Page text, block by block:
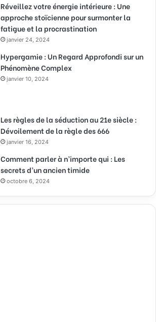
Réveillez votre énergie intérieure : Une
approche stoïcienne pour surmonter la
fatigue et la procrastination
janvier 24, 2024
Hypergamie : Un Regard Approfondi sur un
Phénomène Complex
janvier 10, 2024
Les règles de la séduction au 21e siècle :
Dévoilement de la règle des 666
janvier 16, 2024
Comment parler à n’importe qui : Les
secrets d’un ancien timide
octobre 6, 2024